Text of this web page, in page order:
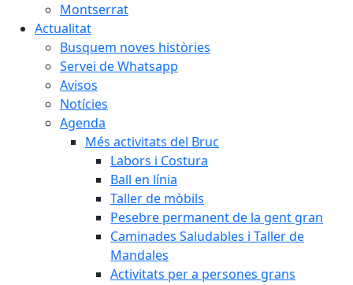
Montserrat
Actualitat
Busquem noves històries
Servei de Whatsapp
Avisos
Notícies
Agenda
Més activitats del Bruc
Labors i Costura
Ball en línia
Taller de mòbils
Pesebre permanent de la gent gran
Caminades Saludables i Taller de
Mandales
Activitats per a persones grans